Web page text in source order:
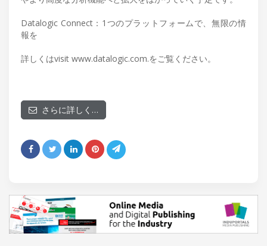
Datalogic Connect：1つのプラットフォームで、無限の情
報を
詳しくはvisit www.datalogic.com.をご覧ください。
さらに詳しく…